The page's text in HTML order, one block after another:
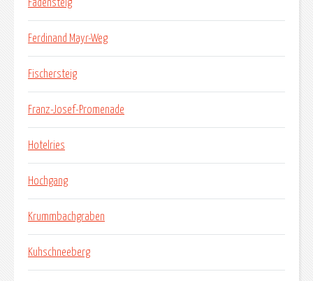
Fadensteig
Ferdinand Mayr-Weg
Fischersteig
Franz-Josef-Promenade
Hotelries
Hochgang
Krummbachgraben
Kuhschneeberg